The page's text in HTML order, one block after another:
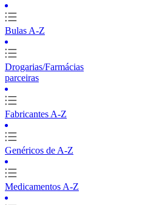
Bulas A-Z
Drogarias/Farmácias
parceiras
Fabricantes A-Z
Genéricos de A-Z
Medicamentos A-Z